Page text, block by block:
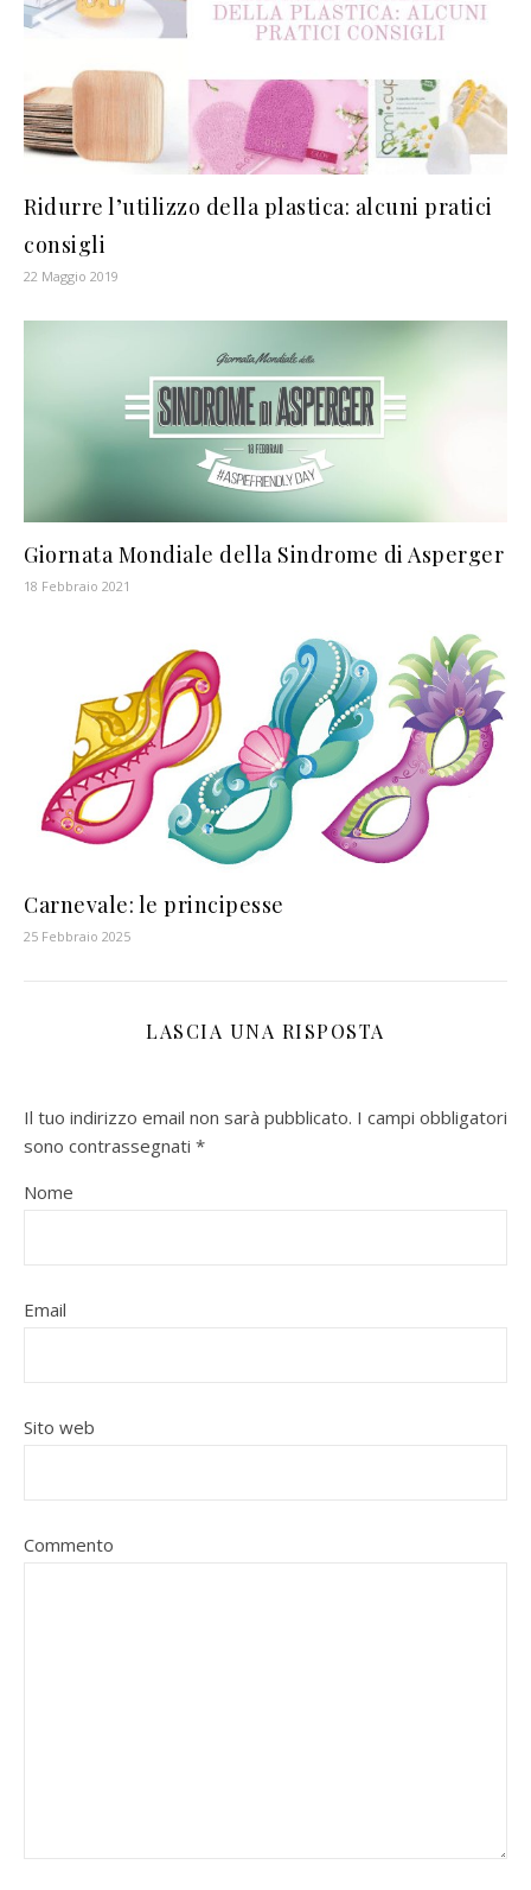
Ridurre l’utilizzo della plastica: alcuni pratici
consigli
22 Maggio 2019
Giornata Mondiale della Sindrome di Asperger
18 Febbraio 2021
Carnevale: le principesse
25 Febbraio 2025
LASCIA UNA RISPOSTA
Il tuo indirizzo email non sarà pubblicato. I campi obbligatori
sono contrassegnati *
Nome
Email
Sito web
Commento